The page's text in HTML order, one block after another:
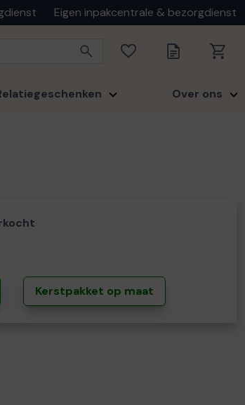
Eigen inpakcentrale & bezorgdienst
Over ons
Kerstpakket op maat